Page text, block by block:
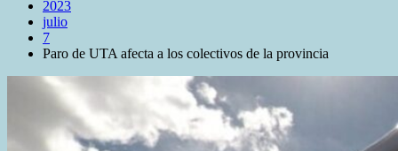
2023
julio
7
Paro de UTA afecta a los colectivos de la provincia